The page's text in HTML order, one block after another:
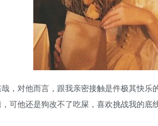
，对他而言，跟我亲密接触是件极其快
可他还是狗改不了吃屎，喜欢挑战我的底